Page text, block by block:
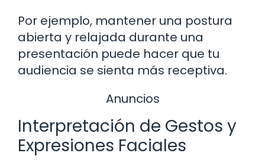
Por ejemplo, mantener una postura
abierta y relajada durante una
presentación puede hacer que tu
audiencia se sienta más receptiva.
Anuncios
Interpretación de Gestos y
Expresiones Faciales